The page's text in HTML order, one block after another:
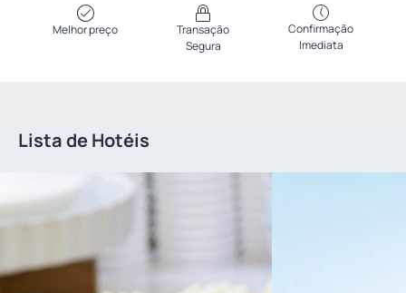
Melhor preço
Transação
Segura
Confirmação
Imediata
Lista de Hotéis